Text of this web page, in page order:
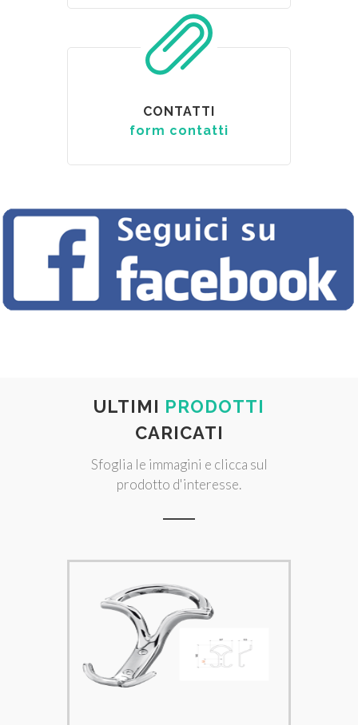
CONTATTI
form contatti
ULTIMI PRODOTTI
CARICATI
Sfoglia le immagini e clicca sul
prodotto d'interesse.